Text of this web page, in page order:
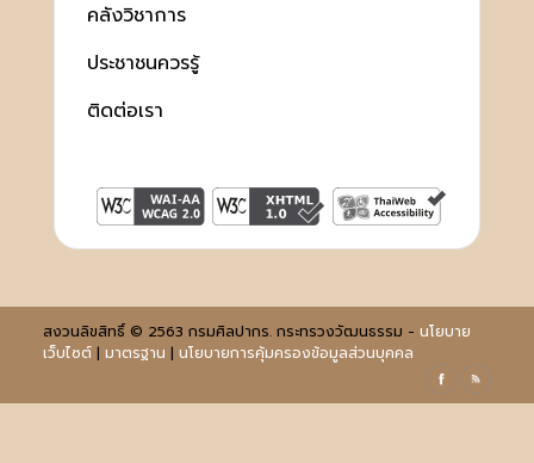
คลังวิชาการ
ประชาชนควรรู้
ติดต่อเรา
สงวนลิขสิทธิ์ © 2563 กรมศิลปากร. กระทรวงวัฒนธรรม - นโยบาย
เว็บไซต์| มาตรฐาน | นโยบายการคุ้มครองข้อมูลส่วนบุคคล